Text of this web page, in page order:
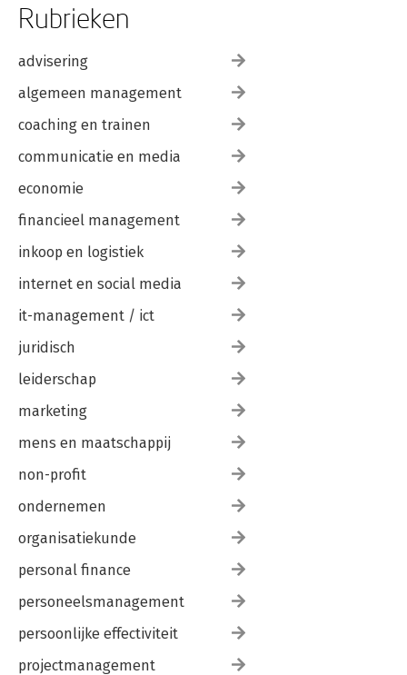
Rubrieken
advisering
algemeen management
coaching en trainen
communicatie en media
economie
financieel management
inkoop en logistiek
internet en social media
it-management / ict
juridisch
leiderschap
marketing
mens en maatschappij
non-profit
ondernemen
organisatiekunde
personal finance
personeelsmanagement
persoonlijke effectiviteit
projectmanagement